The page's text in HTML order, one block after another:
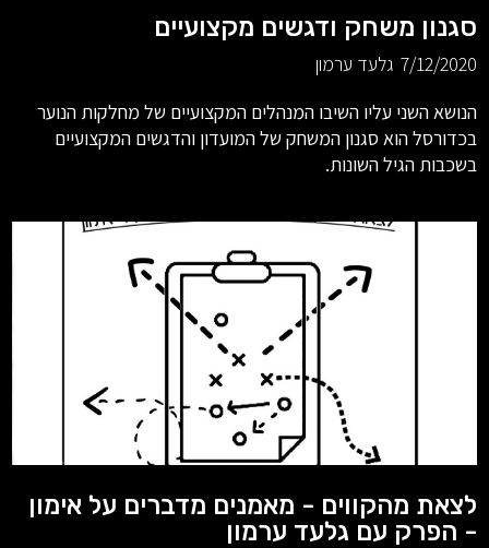
סגנון משחק ודגשים מקצועיים
7/12/2020 גלעד ערמון
הנושא השני עליו השיבו המנהלים המקצועיים של מחלקות הנוער
בכדורסל הוא סגנון המשחק של המועדון והדגשים המקצועיים
בשכבות הגיל השונות.
לצאת מהקווים - מאמנים מדברים על אימון
- הפרק עם גלעד ערמון